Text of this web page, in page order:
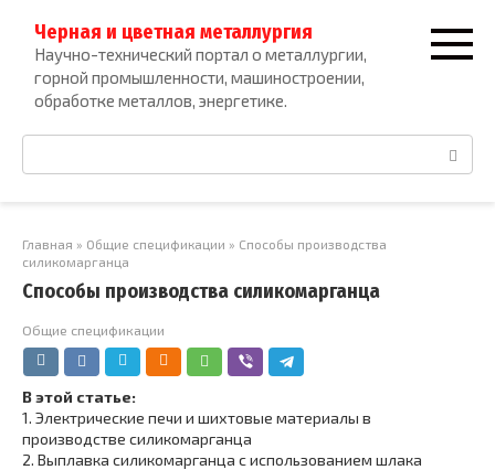
контенту
Черная и цветная металлургия
Научно-технический портал о металлургии,
горной промышленности, машиностроении,
обработке металлов, энергетике.
Поиск:
Главная » Общие спецификации » Способы производства
силикомарганца
Способы производства силикомарганца
Общие спецификации
В этой статье:
1. Электрические печи и шихтовые материалы в
производстве силикомарганца
2. Выплавка силикомарганца с использованием шлака